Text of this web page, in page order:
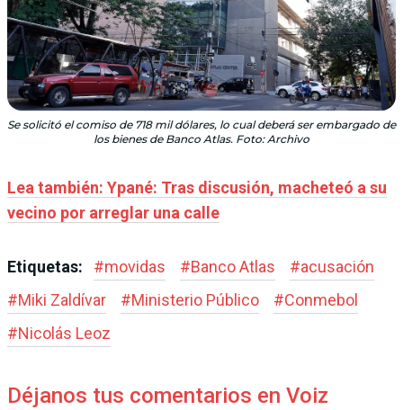
Se solicitó el comiso de 718 mil dólares, lo cual deberá ser embargado de
los bienes de Banco Atlas. Foto: Archivo
Lea también: Ypané: Tras discusión, macheteó a su
vecino por arreglar una calle
Etiquetas: #movidas #Banco Atlas #acusación
#Miki Zaldívar #Ministerio Público #Conmebol
#Nicolás Leoz
Déjanos tus comentarios en Voiz